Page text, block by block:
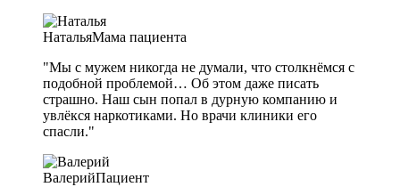
НатальяМама пациента
"Мы с мужем никогда не думали, что столкнёмся с
подобной проблемой… Об этом даже писать
страшно. Наш сын попал в дурную компанию и
увлёкся наркотиками. Но врачи клиники его
спасли."
ВалерийПациент